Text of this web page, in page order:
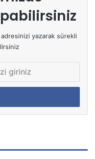
yazarak sürekli